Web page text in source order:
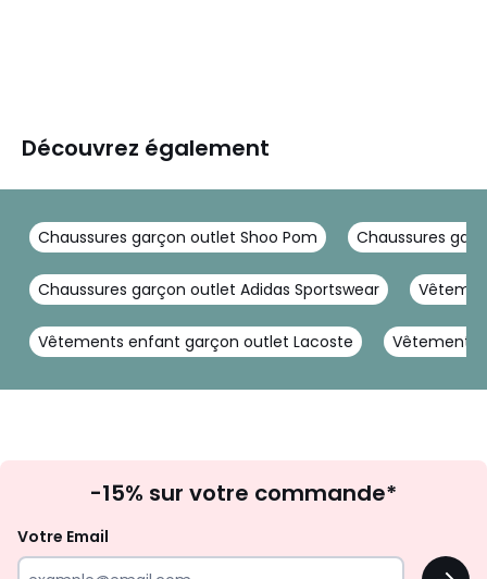
Découvrez également
Chaussures garçon outlet Shoo Pom Chaussures
Chaussures garçon outlet Adidas Sportswear
Vêtements enfant garçon outlet Lacoste Vêtements
à
newsletter
-15% sur votre commande*
Votre Email
OK